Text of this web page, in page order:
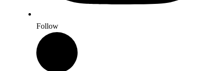
Follow